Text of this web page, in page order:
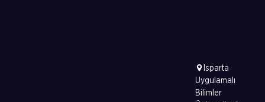
Isparta
Uygulamalı
Bilimler